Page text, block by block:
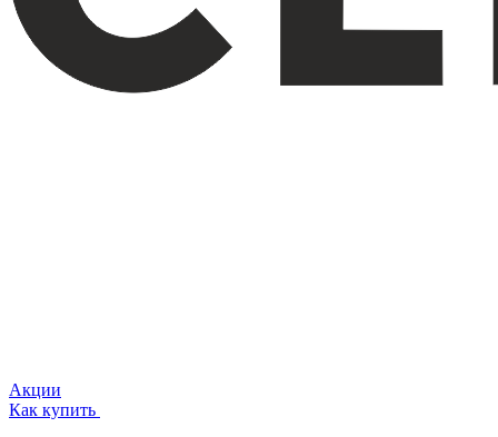
Акции
Как купить